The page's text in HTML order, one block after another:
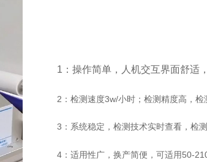
1：操作简单，人机交互界面舒适
2：检测速度3w/小时；检测精度高，
3：系统稳定，检测技术实时查看，检
4：适用性广，换产简便，可适用50-